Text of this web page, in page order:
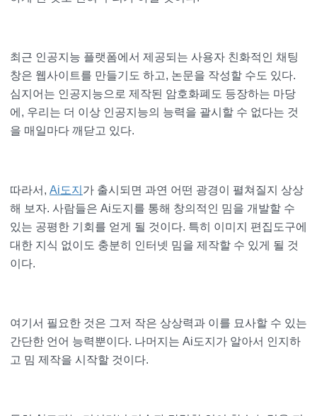
최근 인공지능 플랫폼에서 제공되는 사용자 친화적인 채팅
창은 웹사이트를 만들기도 하고, 논문을 작성할 수도 있다.
심지어는 인공지능으로 제작된 암호화폐도 등장하는 마당
에, 우리는 더 이상 인공지능의 능력을 괄시할 수 없다는 것
을 매일마다 깨닫고 있다.
따라서, Ai도지 가 출시되면 과연 어떤 광경이 펼쳐질지 상상
해 보자. 사람들은 Ai도지를 통해 창의적인 밈을 개발할 수
있는 공평한 기회를 얻게 될 것이다. 특히 이미지 편집도구에
대한 지식 없이도 충분히 인터넷 밈을 제작할 수 있게 될 것
이다.
여기서 필요한 것은 그저 작은 상상력과 이를 묘사할 수 있는
간단한 언어 능력뿐이다. 나머지는 Ai도지가 알아서 인지하
고 밈 제작을 시작할 것이다.